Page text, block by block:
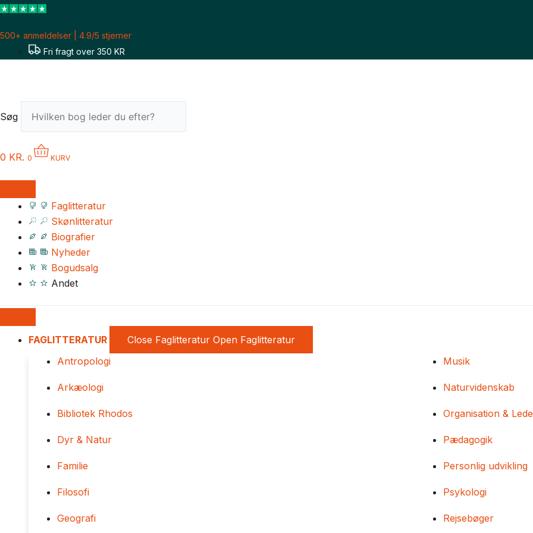
Gå
indholdet
500+ anmeldelser | 4.9/5 stjerner
Fri fragt over 350 KR
Søg
0 KR. 0 KURV
Faglitteratur
Skønlitteratur
Biografier
Nyheder
Bogudsalg
Andet
FAGLITTERATUR Close Faglitteratur Open Faglitteratur
Antropologi
Arkæologi
Bibliotek Rhodos
Dyr & Natur
Familie
Filosofi
Geografi
Musik
Naturvidenskab
Organisation &
Pædagogik
Personlig udvikling
Psykologi
Rejsebøger